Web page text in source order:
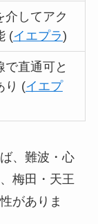
介してアク
(イエプラ)
で直通可と
り (イエプ
、難波・心
梅田・天王
がありま